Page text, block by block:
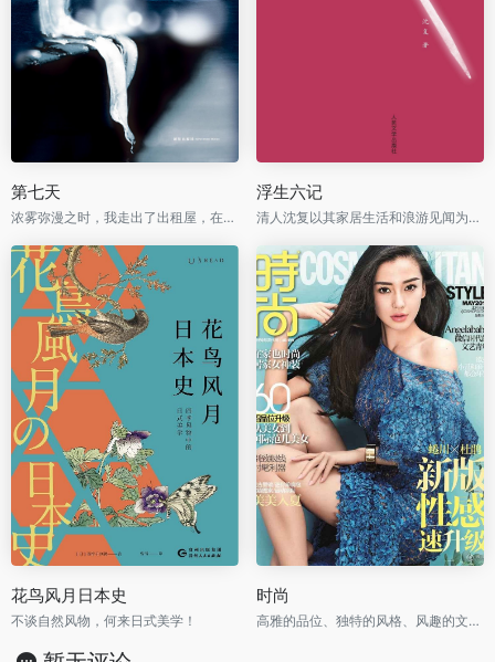
第七天
浓雾弥漫之时，我走出了出租屋，在空虚混沌的城市里孑孓而行。
浮生六记
清人沈复以其家居生活和浪游见闻为内容写成的《浮生六记》，为中国文学史上的一支奇葩。
花鸟风月日本史
不谈自然风物，何来日式美学！
时尚
高雅的品位、独特的风格、风趣的文字、新颖的设计